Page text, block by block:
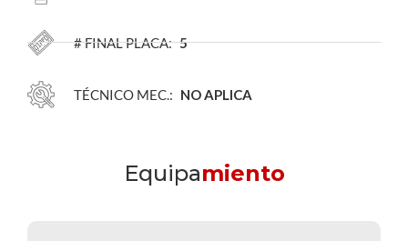
# FINAL PLACA: 5
TÉCNICO MEC.: NO APLICA
Equipamiento